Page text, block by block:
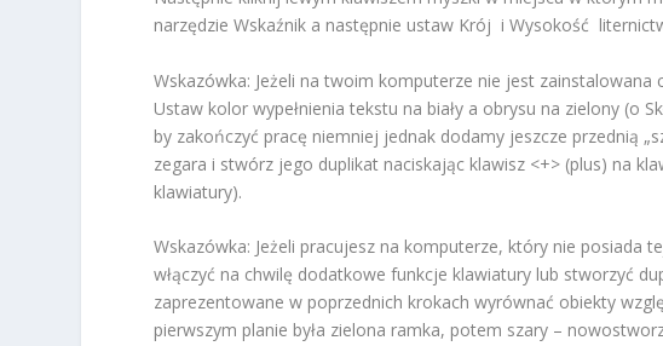
narzędzie Wskaźnik a następnie ustaw Krój i Wysokość
Wskazówka: Jeżeli na twoim komputerze nie jest
Ustaw kolor wypełnienia tekstu na biały a obrysu na zielony (o
by zakończyć pracę niemniej jednak dodamy jeszcze przednią
zegara i stwórz jego duplikat naciskając klawisz <+> (plus) na
klawiatury).
Wskazówka: Jeżeli pracujesz na komputerze, który nie posiada
włączyć na chwilę dodatkowe funkcje klawiatury lub stworzyć
zaprezentowane w poprzednich krokach wyrównać obiekty
pierwszym planie była zielona ramka, potem szary –